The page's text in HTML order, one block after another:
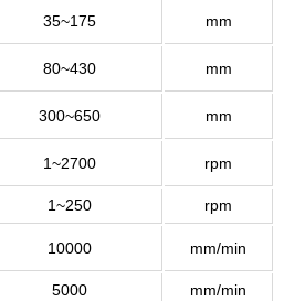
35~175 mm
80~430 mm
300~650 mm
1~2700 rpm
1~250
rpm
10000 mm/min
5000
mm/min